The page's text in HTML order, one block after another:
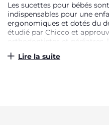
Les sucettes pour bébés
indispensables pour une
ergonomiques et dotés du
étudié par Chicco et
orthodontistes et pédiatres,
indispensables pour
favoriser la relaxation,
Lire la suite